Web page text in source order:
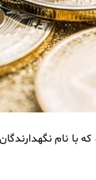
با نام